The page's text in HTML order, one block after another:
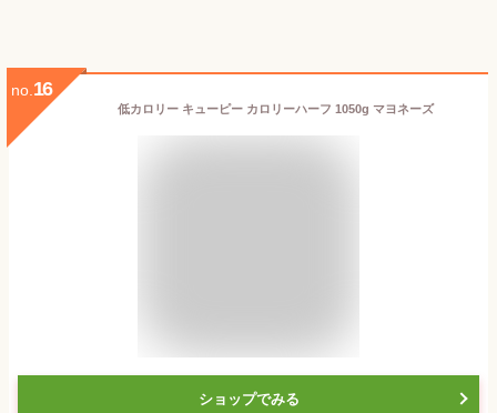
no. 16
低カロリー キューピー カロリーハーフ 1050g マヨネーズ
ショップでみる